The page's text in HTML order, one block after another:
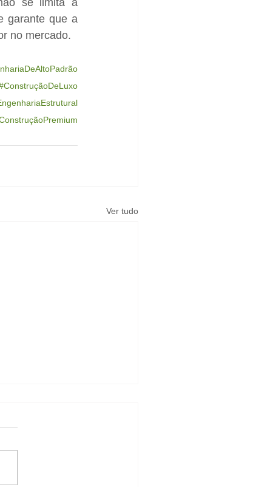
se limita a
garante que a
no mercado.
Ver tudo